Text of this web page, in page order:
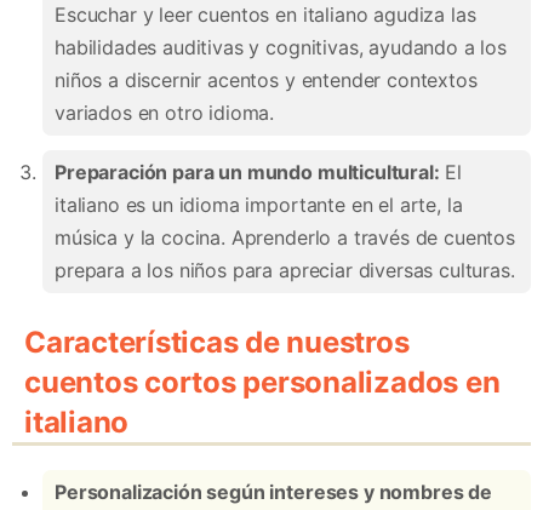
Escuchar y leer cuentos en italiano agudiza las
habilidades auditivas y cognitivas, ayudando a los
niños a discernir acentos y entender contextos
variados en otro idioma.
Preparación para un mundo multicultural: El
italiano es un idioma importante en el arte, la
música y la cocina. Aprenderlo a través de cuentos
prepara a los niños para apreciar diversas culturas.
Características de nuestros
cuentos cortos personalizados en
italiano
Personalización según intereses y nombres de